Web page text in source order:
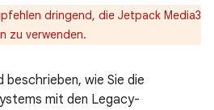
dringend, die Jetpack Media3
zu verwenden.
beschrieben, wie Sie die
mit den Legacy-